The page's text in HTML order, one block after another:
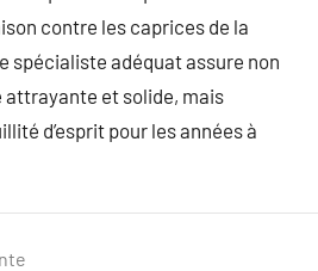
contre les caprices de la
spécialiste adéquat assure non
et solide, mais
d’esprit pour les années à